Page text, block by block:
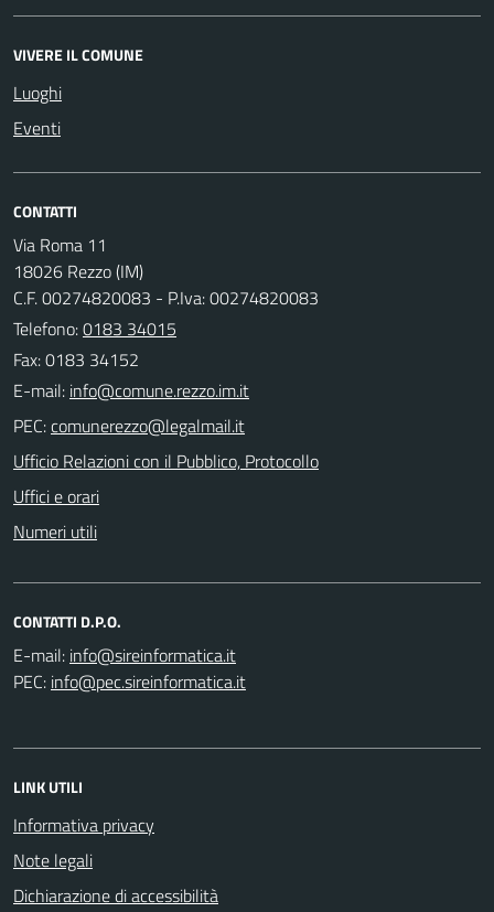
VIVERE IL COMUNE
Luoghi
Eventi
CONTATTI
Via Roma 11
18026 Rezzo (IM)
C.F. 00274820083 - P.Iva: 00274820083
Telefono:0183 34015
Fax: 0183 34152
E-mail:
PEC:
Ufficio Relazioni con il Pubblico, Protocollo
Uffici e orari
Numeri utili
CONTATTI D.P.O.
E-mail:
PEC:
LINK UTILI
Informativa privacy
Note legali
Dichiarazione di accessibilità